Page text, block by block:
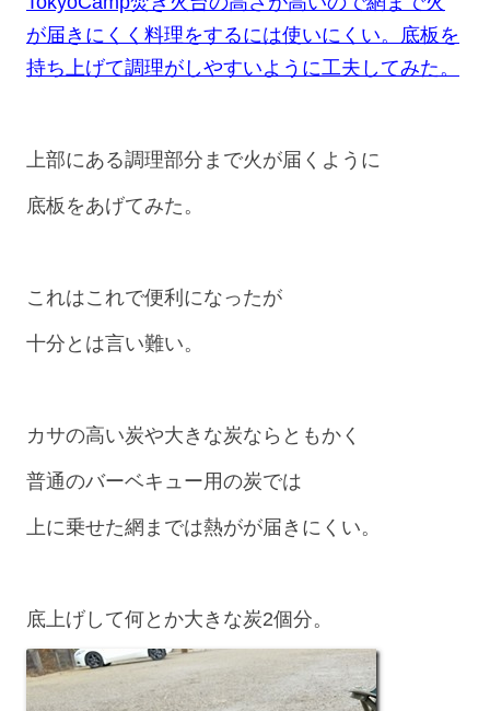
が届きにくく料理をするには使いにくい。底板を
持ち上げて調理がしやすいように工夫してみた。
上部にある調理部分まで火が届くように
底板をあげてみた。
これはこれで便利になったが
十分とは言い難い。
カサの高い炭や大きな炭ならともかく
普通のバーベキュー用の炭では
上に乗せた網までは熱がが届きにくい。
底上げして何とか大きな炭2個分。